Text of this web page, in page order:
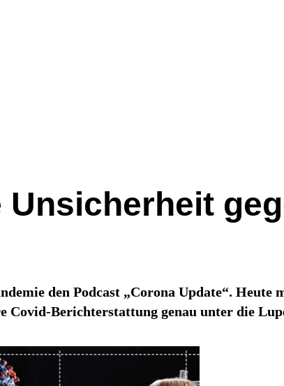
Unsicherheit
den Podcast „Corona Update“. Heute
Covid-Berichterstattung genau unter die